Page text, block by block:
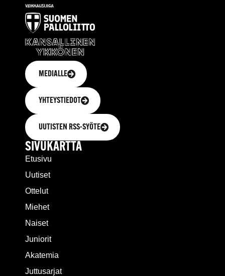
MEDIALLE
YHTEYSTIEDOT
UUTISTEN RSS-SYÖTE
SIVUKARTTA
Etusivu
Uutiset
Ottelut
Miehet
Naiset
Juniorit
Akatemia
Juttusarjat